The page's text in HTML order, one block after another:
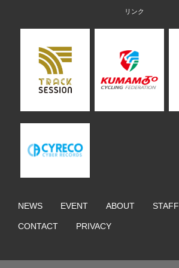
NEWS EVENT ABOUT STAFF
CONTACT PRIVACY